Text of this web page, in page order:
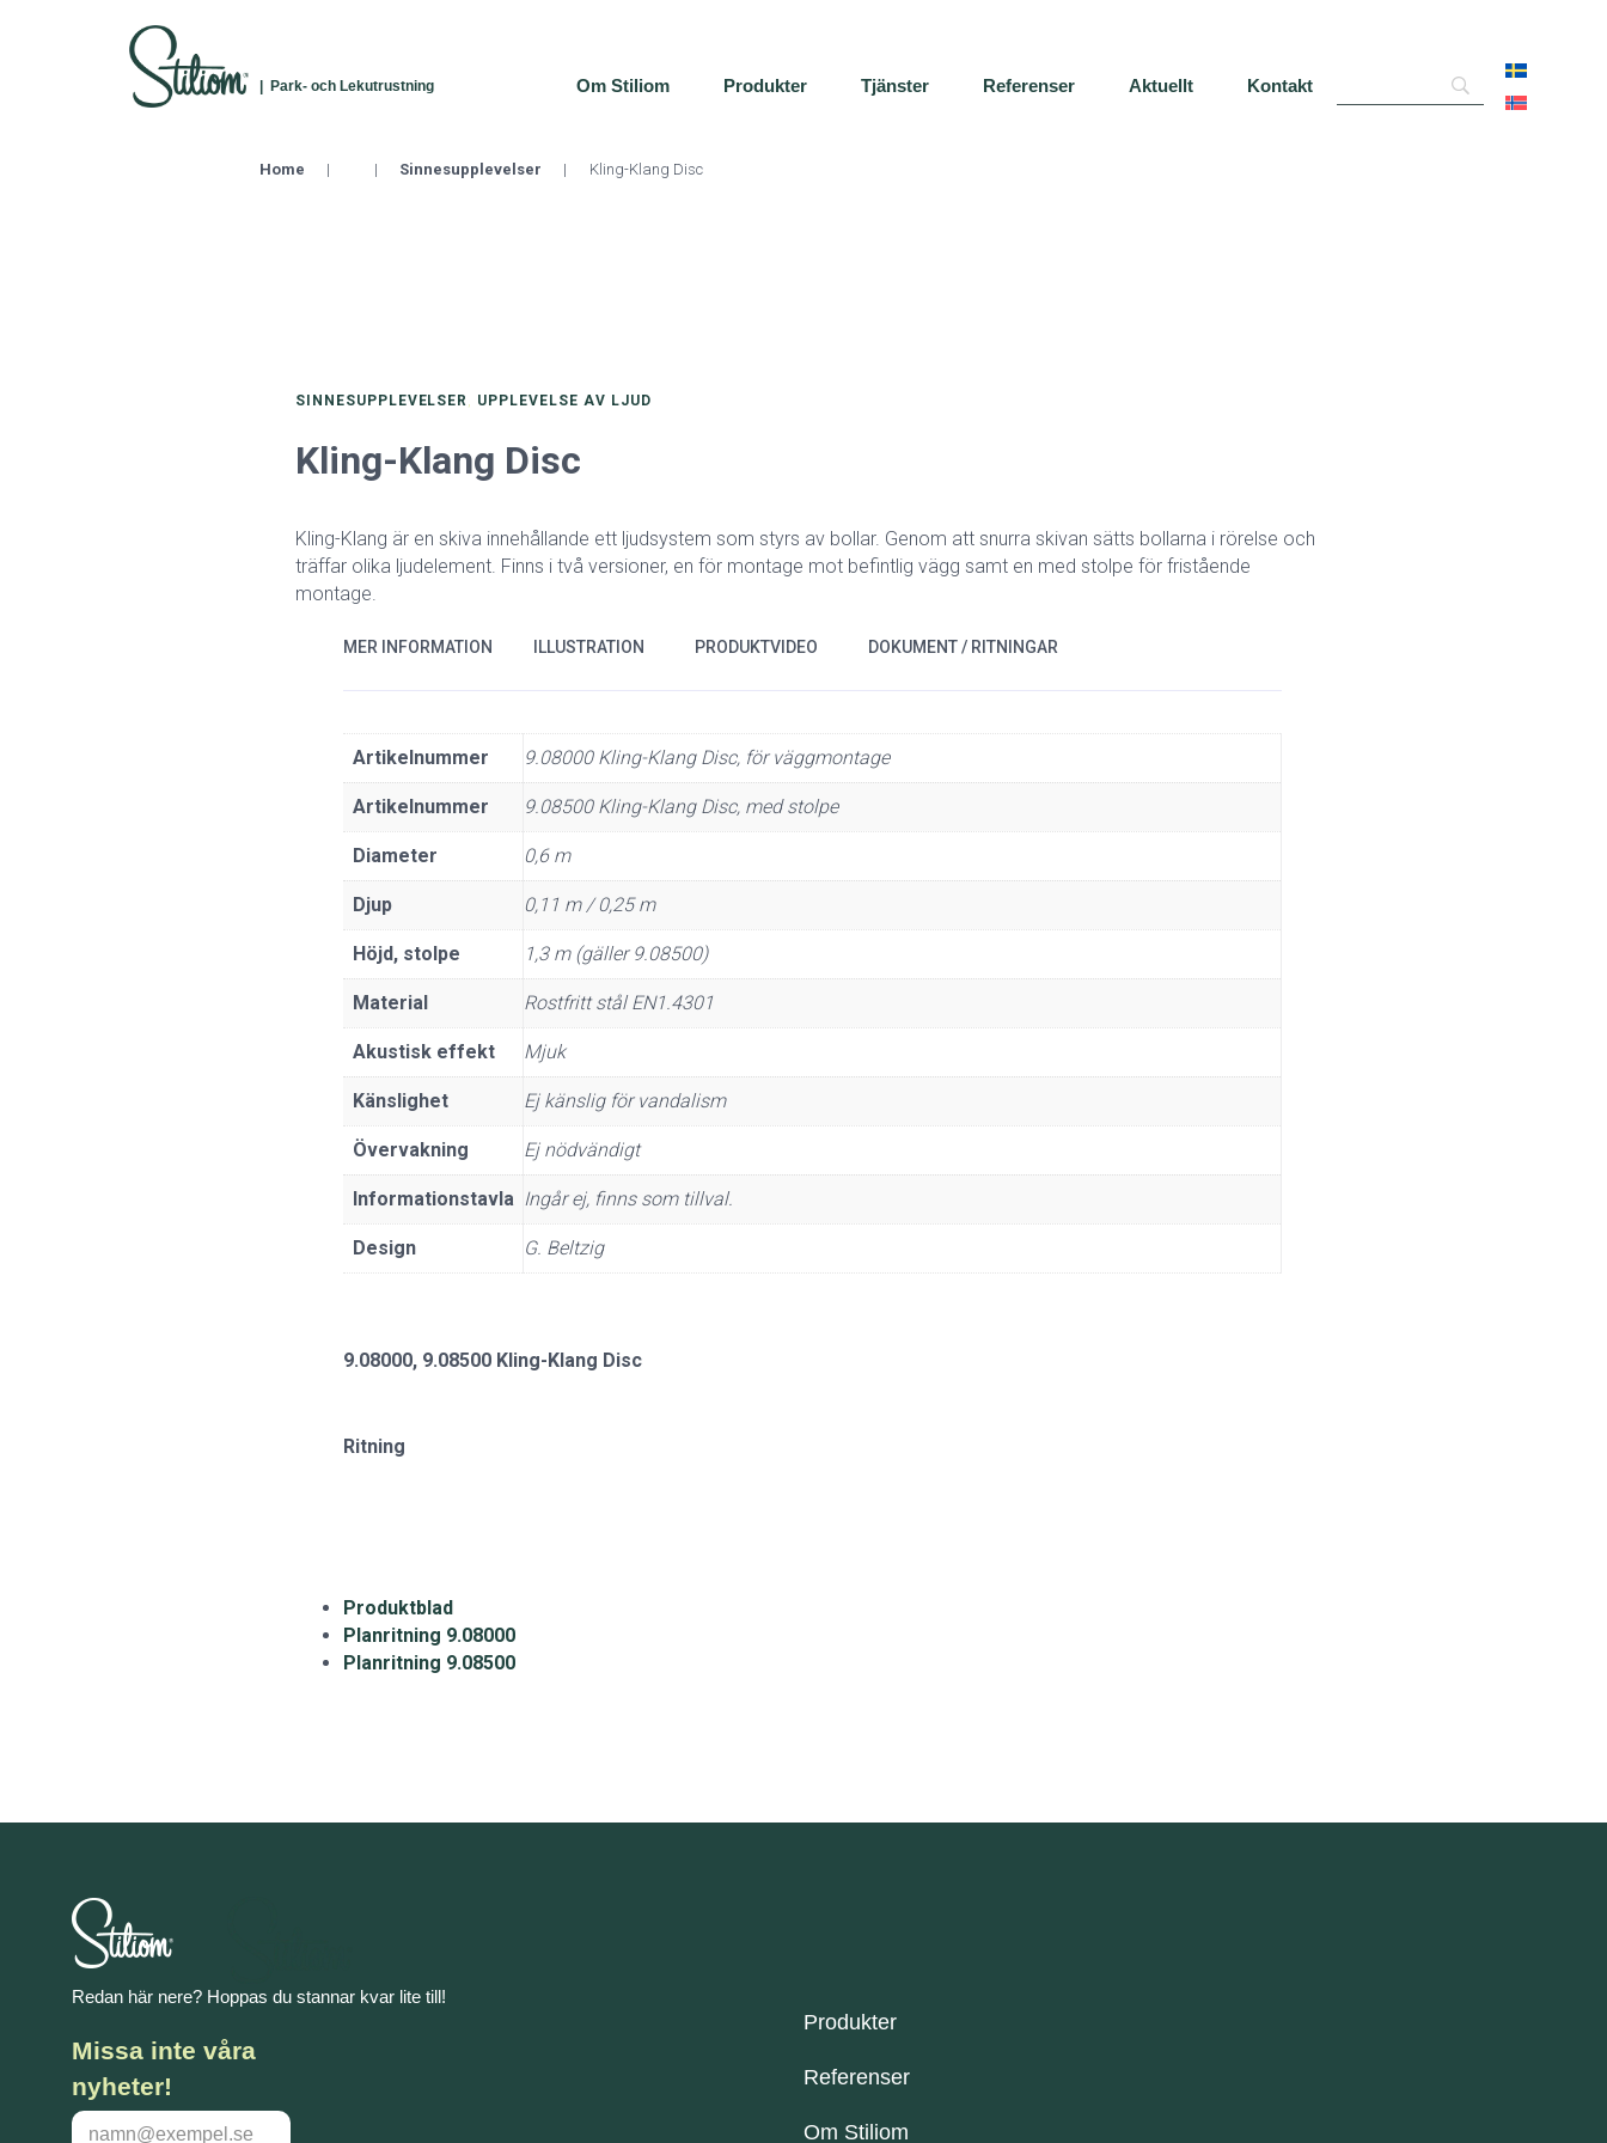
| Park- och Lekutrustning Om Stiliom Produkter Tjänster Referenser Aktuellt Kontakt
Home | | Sinnesupplevelser | Kling-Klang Disc
SINNESUPPLEVELSER, UPPLEVELSE AV LJUD
Kling-Klang Disc
Kling-Klang är en skiva innehållande ett ljudsystem som styrs av bollar. Genom att snurra skivan sätts bollarna i rörelse och
träffar olika ljudelement. Finns i två versioner, en för montage mot befintlig vägg samt en med stolpe för fristående
montage.
MER INFORMATION ILLUSTRATION PRODUKTVIDEO DOKUMENT / RITNINGAR
Artikelnummer 9.08000 Kling-Klang Disc, för väggmontage
Artikelnummer 9.08500 Kling-Klang Disc, med stolpe
Diameter 0,6 m
Djup 0,11 m / 0,25 m
Höjd, stolpe 1,3 m (gäller 9.08500)
Material Rostfritt stål EN1.4301
Akustisk effekt Mjuk
Känslighet Ej känslig för vandalism
Övervakning Ej nödvändigt
Informationstavla Ingår ej, finns som tillval.
Design G. Beltzig
9.08000, 9.08500 Kling-Klang Disc
Ritning
Produktblad
Planritning 9.08000
Planritning 9.08500
Redan här nere? Hoppas du stannar kvar lite till!
Missa inte våra
nyheter!
Produkter
Referenser
Om Stiliom